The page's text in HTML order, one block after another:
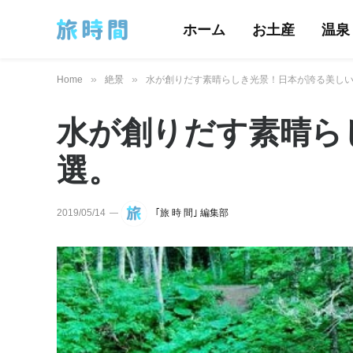
ホーム お土産 温泉
Home » 絶景 » 水が創りだす素晴らしき光景！日本が誇る美し
水が創りだす素晴
選。
2019/05/14 ｢旅 時 間｣ 編集部